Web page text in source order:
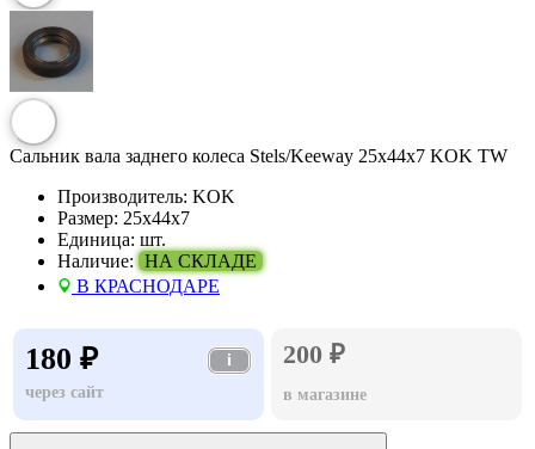
Сальник вала заднего колеса Stels/Keeway 25x44x7 KOK TW
Производитель: KOK
Размер: 25х44х7
Единица: шт.
Наличие: НА СКЛАДЕ
В КРАСНОДАРЕ
180 ₽
i
через сайт
200 ₽
в магазине